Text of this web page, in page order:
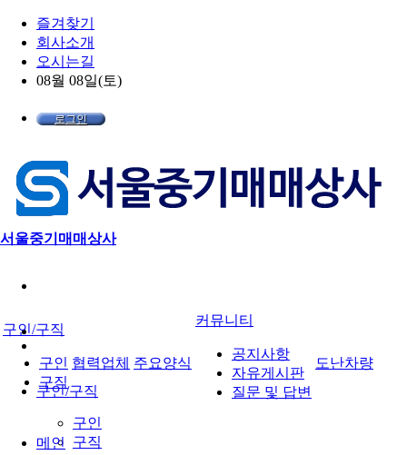
즐겨찾기
회사소개
오시는길
08월 08일(토)
로그인
서울중기매매상사
구인/구직
구인
구직
구인/구직
구인
구직
협력업체 주요양식
커뮤니티
공지사항
자유게시판
질문 및 답변
도난차량
메인